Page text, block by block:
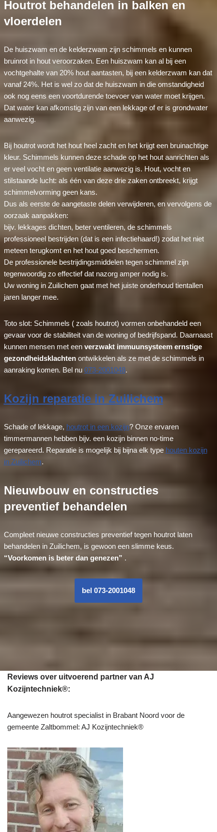
Houtrot behandelen in balken en
vloerdelen
De huiszwam en de kelderzwam zijn schimmels en kunnen
bruinrot in hout veroorzaken. Een huiszwam kan al bij een
vochtgehalte van 20% hout aantasten, bij een kelderzwam kan dat
vanaf 24%. Het is wel zo dat de huiszwam in die omstandigheid
ook nog eens een voortdurende toevoer van water moet krijgen.
Dat water kan afkomstig zijn van een lekkage of er is grondwater
aanwezig.
Bij houtrot wordt het hout heel zacht en het krijgt een bruinachtige
kleur. Schimmels kunnen deze schade op het hout aanrichten als
er veel vocht en geen ventilatie aanwezig is. Hout, vocht en
stilstaande lucht: als één van deze drie zaken ontbreekt, krijgt
schimmelvorming geen kans.
Dus als eerste de aangetaste delen verwijderen, en vervolgens de
oorzaak aanpakken:
bijv. lekkages dichten, beter ventileren, de schimmels
professioneel bestrijden (dat is een infectiehaard!) zodat het niet
meteen terugkomt en het hout goed beschermen.
De professionele bestrijdingsmiddelen tegen schimmel zijn
tegenwoordig zo effectief dat nazorg amper nodig is.
Uw woning in Zuilichem gaat met het juiste onderhoud tientallen
jaren langer mee.
Toto slot: Schimmels ( zoals houtrot) vormen onbehandeld een
gevaar voor de stabiliteit van de woning of bedrijfspand. Daarnaast
kunnen mensen met een verzwakt immuunsysteem ernstige
gezondheidsklachten ontwikkelen als ze met de schimmels in
aanraking komen. Bel nu 073-2001048.
Kozijn reparatie in Zuilichem
Schade of lekkage, houtrot in een kozijn? Onze ervaren
timmermannen hebben bijv. een kozijn binnen no-time
gerepareerd. Reparatie is mogelijk bij bijna elk type houten kozijn
in Zuilichem.
Nieuwbouw en constructies
preventief behandelen
Compleet nieuwe constructies preventief tegen houtrot laten
behandelen in Zuilichem, is gewoon een slimme keus.
“Voorkomen is beter dan genezen” .
bel 073-2001048
Reviews over uitvoerend partner van AJ
Kozijntechniek®:
Aangewezen houtrot specialist in Brabant Noord voor de
gemeente Zaltbommel: AJ Kozijntechniek®